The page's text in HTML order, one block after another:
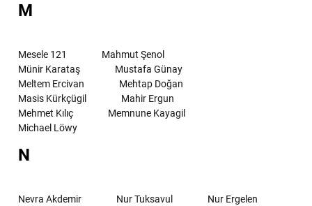
M
Mesele 121
Mahmut Şenol
Münir Karataş
Mustafa Günay
Meltem Ercivan
Mehtap Doğan
Masis Kürkçügil
Mahir Ergun
Mehmet Kılıç
Memnune Kayagil
Michael Löwy
N
Nevra Akdemir Nur Tuksavul Nur Ergelen